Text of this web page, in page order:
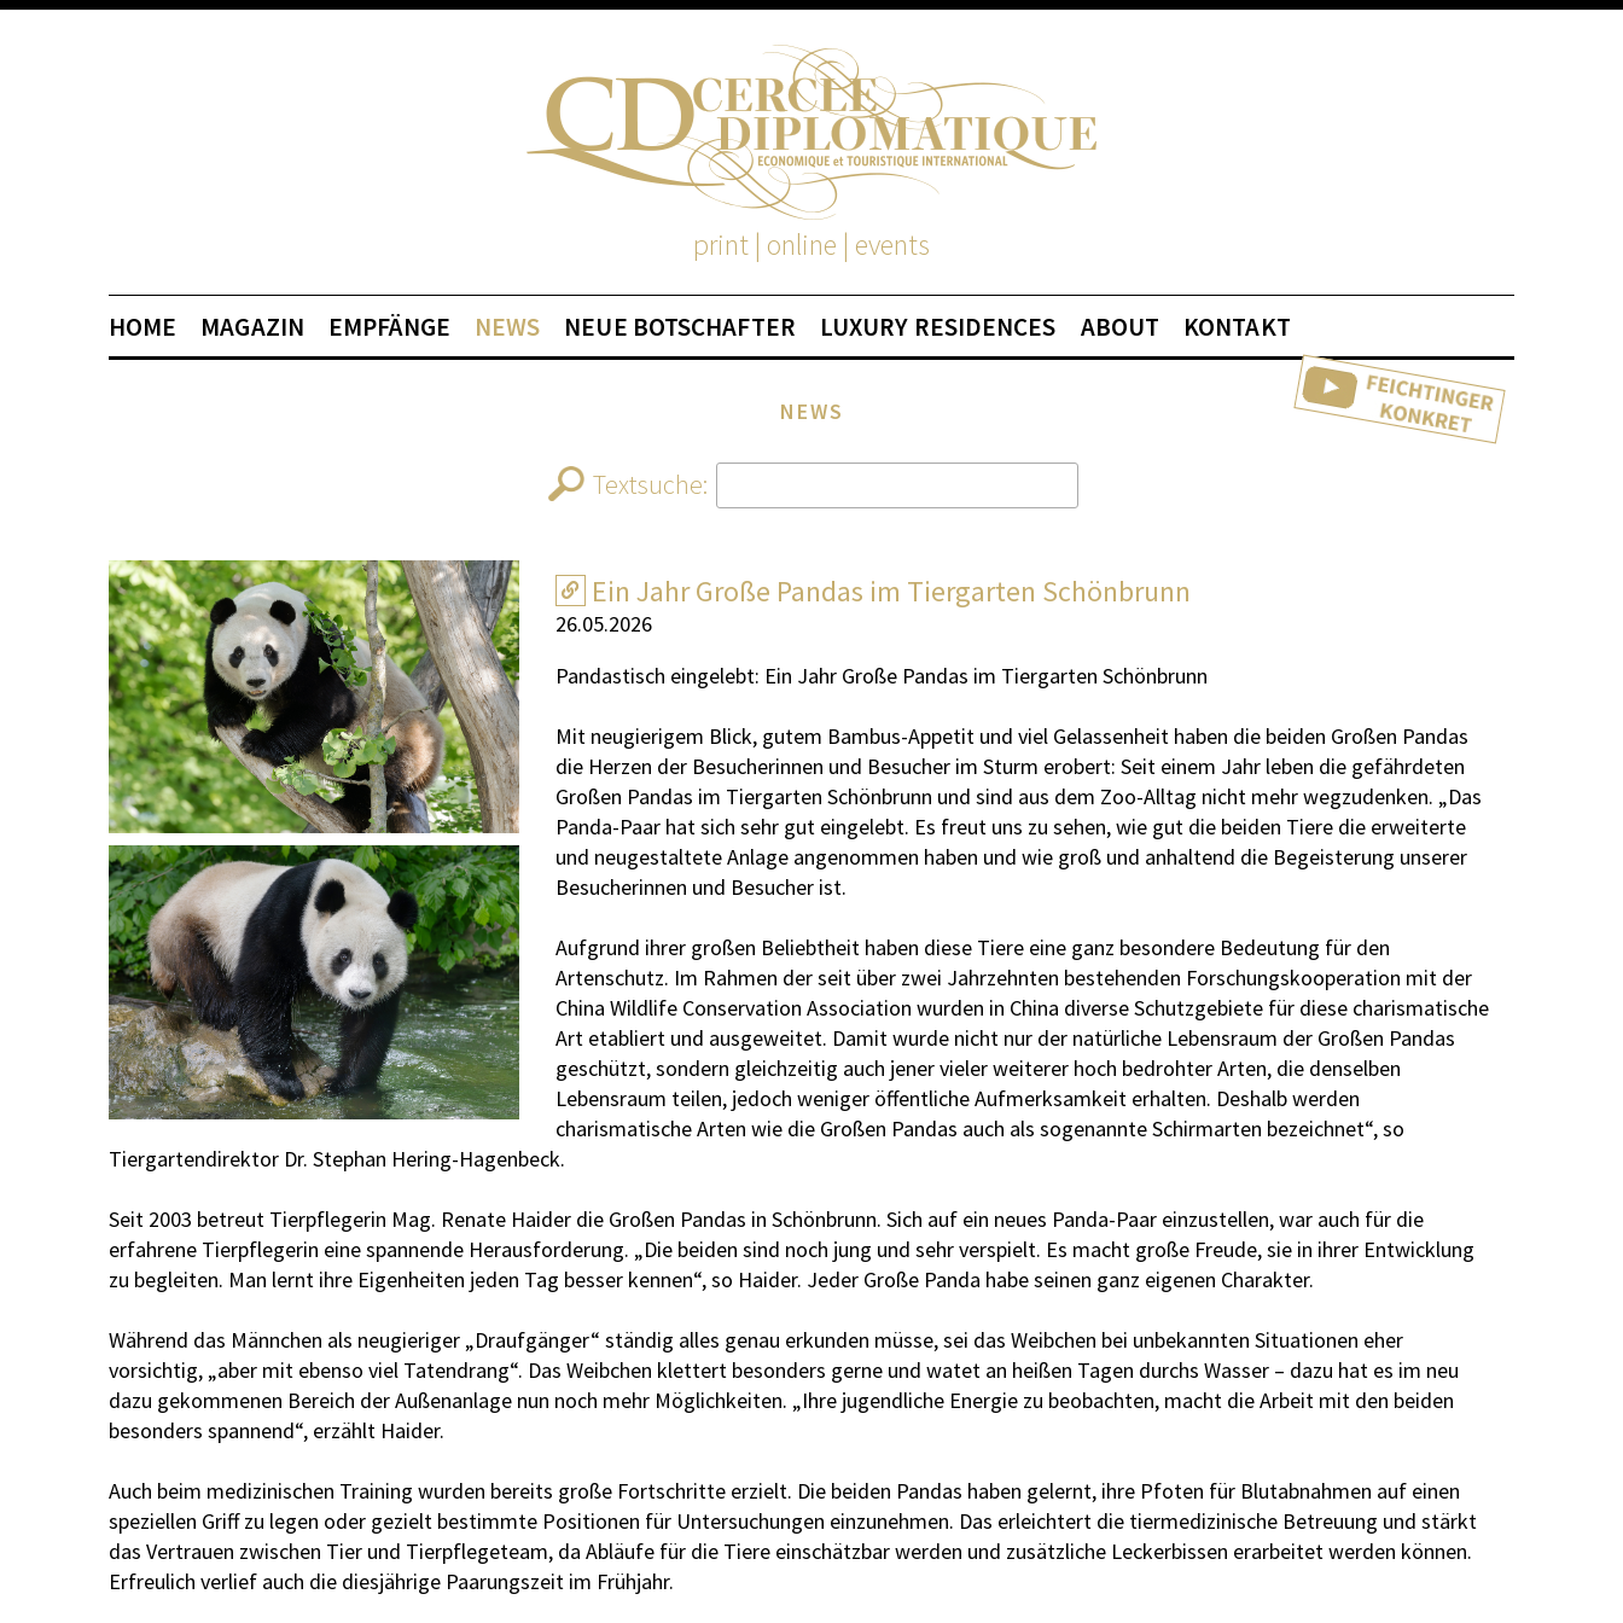
print | online | events
HOME MAGAZIN EMPFÄNGE NEWS NEUE BOTSCHAFTER LUXURY RESIDENCES ABOUT KONTAKT
NEWS
Textsuche:
Ein Jahr Große Pandas im Tiergarten Schönbrunn
26.05.2026
Pandastisch eingelebt: Ein Jahr Große Pandas im Tiergarten Schönbrunn
Mit neugierigem Blick, gutem Bambus-Appetit und viel Gelassenheit haben die beiden Großen Pandas
die Herzen der Besucherinnen und Besucher im Sturm erobert: Seit einem Jahr leben die gefährdeten
Großen Pandas im Tiergarten Schönbrunn und sind aus dem Zoo-Alltag nicht mehr wegzudenken. „Das
Panda-Paar hat sich sehr gut eingelebt. Es freut uns zu sehen, wie gut die beiden Tiere die erweiterte
und neugestaltete Anlage angenommen haben und wie groß und anhaltend die Begeisterung unserer
Besucherinnen und Besucher ist.
Aufgrund ihrer großen Beliebtheit haben diese Tiere eine ganz besondere Bedeutung für den
Artenschutz. Im Rahmen der seit über zwei Jahrzehnten bestehenden Forschungskooperation mit der
China Wildlife Conservation Association wurden in China diverse Schutzgebiete für diese charismatische
Art etabliert und ausgeweitet. Damit wurde nicht nur der natürliche Lebensraum der Großen Pandas
geschützt, sondern gleichzeitig auch jener vieler weiterer hoch bedrohter Arten, die denselben
Lebensraum teilen, jedoch weniger öffentliche Aufmerksamkeit erhalten. Deshalb werden
charismatische Arten wie die Großen Pandas auch als sogenannte Schirmarten bezeichnet“, so
Tiergartendirektor Dr. Stephan Hering-Hagenbeck.
Seit 2003 betreut Tierpflegerin Mag. Renate Haider die Großen Pandas in Schönbrunn. Sich auf ein neues Panda-Paar einzustellen, war auch für die
erfahrene Tierpflegerin eine spannende Herausforderung. „Die beiden sind noch jung und sehr verspielt. Es macht große Freude, sie in ihrer Entwicklung
zu begleiten. Man lernt ihre Eigenheiten jeden Tag besser kennen“, so Haider. Jeder Große Panda habe seinen ganz eigenen Charakter.
Während das Männchen als neugieriger „Draufgänger“ ständig alles genau erkunden müsse, sei das Weibchen bei unbekannten Situationen eher
vorsichtig, „aber mit ebenso viel Tatendrang“. Das Weibchen klettert besonders gerne und watet an heißen Tagen durchs Wasser – dazu hat es im neu
dazu gekommenen Bereich der Außenanlage nun noch mehr Möglichkeiten. „Ihre jugendliche Energie zu beobachten, macht die Arbeit mit den beiden
besonders spannend“, erzählt Haider.
Auch beim medizinischen Training wurden bereits große Fortschritte erzielt. Die beiden Pandas haben gelernt, ihre Pfoten für Blutabnahmen auf einen
speziellen Griff zu legen oder gezielt bestimmte Positionen für Untersuchungen einzunehmen. Das erleichtert die tiermedizinische Betreuung und stärkt
das Vertrauen zwischen Tier und Tierpflegeteam, da Abläufe für die Tiere einschätzbar werden und zusätzliche Leckerbissen erarbeitet werden können.
Erfreulich verlief auch die diesjährige Paarungszeit im Frühjahr.